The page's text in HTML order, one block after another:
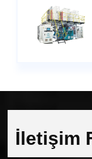
İletişim